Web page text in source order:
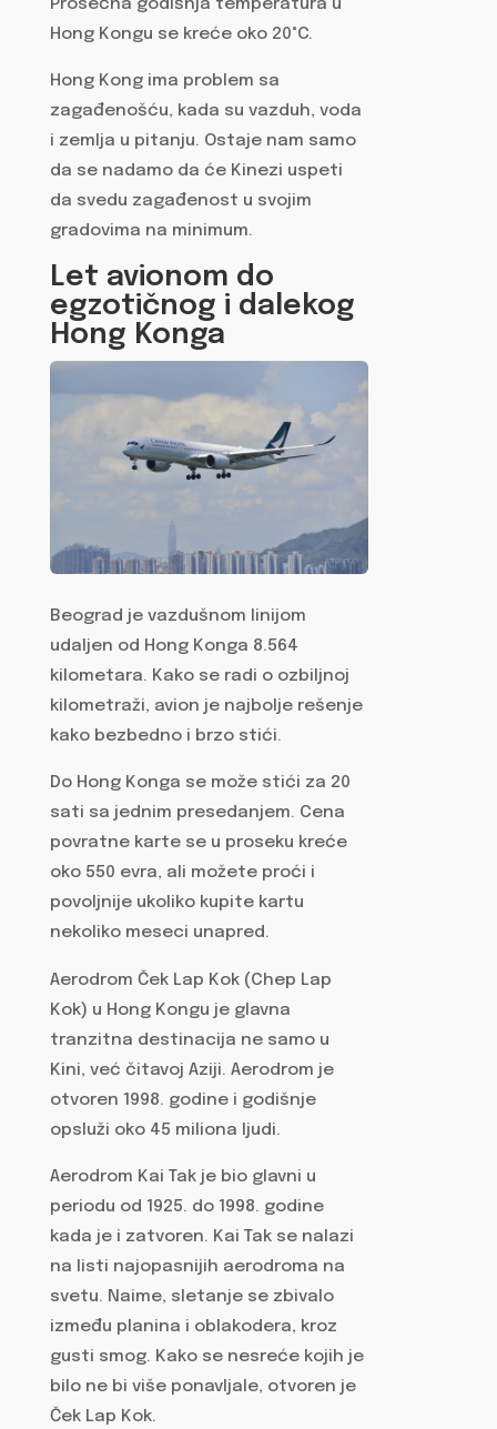
Prosečna godišnja temperatura u
Hong Kongu se kreće oko 20°C.
Hong Kong ima problem sa
zagađenošću, kada su vazduh, voda
i zemlja u pitanju. Ostaje nam samo
da se nadamo da će Kinezi uspeti
da svedu zagađenost u svojim
gradovima na minimum.
Let avionom do
egzotičnog i dalekog
Hong Konga
Beograd je vazdušnom linijom
udaljen od Hong Konga 8.564
kilometara. Kako se radi o ozbiljnoj
kilometraži, avion je najbolje rešenje
kako bezbedno i brzo stići.
Do Hong Konga se može stići za 20
sati sa jednim presedanjem. Cena
povratne karte se u proseku kreće
oko 550 evra, ali možete proći i
povoljnije ukoliko kupite kartu
nekoliko meseci unapred.
Aerodrom Ček Lap Kok (Chep Lap
Kok) u Hong Kongu je glavna
tranzitna destinacija ne samo u
Kini, već čitavoj Aziji. Aerodrom je
otvoren 1998. godine i godišnje
opsluži oko 45 miliona ljudi.
Aerodrom Kai Tak je bio glavni u
periodu od 1925. do 1998. godine
kada je i zatvoren. Kai Tak se nalazi
na listi najopasnijih aerodroma na
svetu. Naime, sletanje se zbivalo
između planina i oblakodera, kroz
gusti smog. Kako se nesreće kojih je
bilo ne bi više ponavljale, otvoren je
Ček Lap Kok.